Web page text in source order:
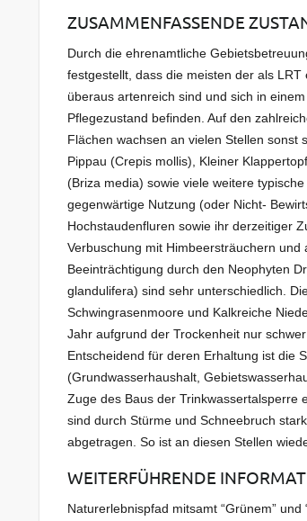
ZUSAMMENFASSENDE
Durch die ehrenamtliche
festgestellt, dass die meisten der als
überaus artenreich sind und sich in
Pflegezustand befinden. Auf den
Flächen wachsen an vielen Stellen sonst
Pippau (Crepis mollis), Kleiner
(Briza media) sowie viele weitere
gegenwärtige Nutzung (oder Nicht-
Hochstaudenfluren sowie ihr derzeitiger
Verbuschung mit Himbeersträuchern und
Beeinträchtigung durch den Neophyten
glandulifera) sind sehr unterschiedlich.
Schwingrasenmoore und Kalkreiche
Jahr aufgrund der Trockenheit nur
Entscheidend für deren Erhaltung ist die
(Grundwasserhaushalt,
Zuge des Baus der Trinkwassertalsperre
sind durch Stürme und Schneebruch
abgetragen. So ist an diesen Stellen
WEITERFÜHRENDE
Naturerlebnispfad mitsamt “Grünem” und